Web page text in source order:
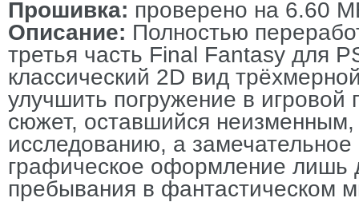
Прошивка: проверено на 6.60
Описание: Полностью
третья часть Final Fantasy для
классический 2D вид
улучшить погружение в игровой
сюжет, оставшийся неизменным,
исследованию, а
графическое оформление лишь
пребывания в фантастическом